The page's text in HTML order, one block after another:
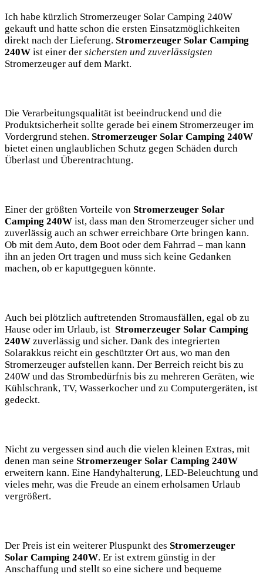
Ich habe kürzlich Stromerzeuger Solar Camping 240W
gekauft und hatte schon die ersten⁢ Einsatzmöglichkeiten
direkt nach der Lieferung. Stromerzeuger Solar Camping⁣
240W ist einer⁢ der sichersten und zuverlässigsten
Stromerzeuger auf dem Markt.
Die Verarbeitungsqualität‍ ist beeindruckend und die
Produktsicherheit sollte ‌gerade ‌bei einem⁣ Stromerzeuger⁤ im
Vordergrund stehen. Stromerzeuger Solar Camping 240W
bietet einen unglaublichen​ Schutz​ gegen ⁣Schäden⁢ durch
‌Überlast und Überentrachtung.
Einer der größten Vorteile von Stromerzeuger Solar
Camping 240W ist, dass man den⁣ Stromerzeuger sicher und
zuverlässig ‍auch an schwer erreichbare Orte bringen‍ kann.
Ob mit dem ⁤Auto, dem Boot⁤ oder dem Fahrrad – man kann
ihn‌ an⁣ jeden Ort⁣ tragen und muss sich keine ⁢Gedanken
machen, ob ⁢er⁤ kaputtgeguen⁢ könnte.
Auch bei plötzlich auftretenden Stromausfällen, egal‍ ob zu ​
Hause oder im⁣ Urlaub, ist ⁤ Stromerzeuger Solar ‌Camping
240W zuverlässig‌ und sicher. Dank des integrierten⁤
Solarakkus reicht ein‍ geschützter ⁤Ort aus, wo man den
Stromerzeuger‍ aufstellen kann.‌ Der Berreich reicht bis zu
⁢240W und das‌ Strombedürfnis bis zu mehreren ⁤Geräten, wie
Kühlschrank, TV, Wasserkocher und zu Computergeräten,⁣ ist
gedeckt. ‌
Nicht zu vergessen sind auch die vielen​ kleinen Extras, mit
denen man ​seine⁤ Stromerzeuger ‌Solar Camping ⁢240W
erweitern kann. Eine Handyhalterung, LED-Beleuchtung‌ und
vieles mehr,‍ was die Freude an einem erholsamen Urlaub
vergrößert.
Der Preis ist ein weiterer⁣ Pluspunkt des Stromerzeuger
Solar‌ Camping 240W. ‌Er ist extrem günstig in der
Anschaffung​ und ⁤stellt ⁣so eine sichere und bequeme